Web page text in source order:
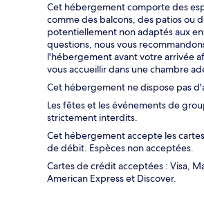
Cet hébergement comporte des
comme des balcons, des patios ou
potentiellement non adaptés aux
questions, nous vous
l'hébergement avant votre arrivée
vous accueillir dans une chambre
Cet hébergement ne dispose pas
Les fêtes et les événements de
strictement interdits.
Cet hébergement accepte les
de débit. Espèces non acceptées.
Cartes de crédit acceptées : Visa,
American Express et Discover.